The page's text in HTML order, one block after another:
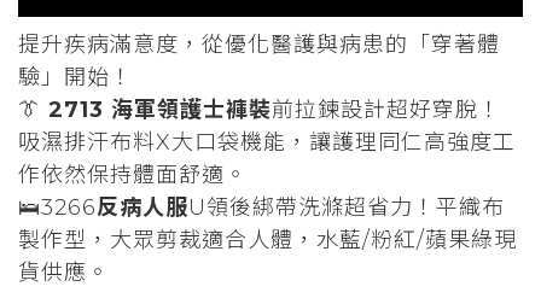
提升疾病滿意度，從優化醫護與病患的「穿著體
驗」開始！
👔 2713 海軍領護士褲裝前拉鍊設計超好穿脫！
吸濕排汗布料X大口袋機能，讓護理同仁高強度工
作依然保持體面舒適。
🛌3266反病人服U領後綁帶洗滌超省力！平織布
製作型，大眾剪裁適合人體，水藍/粉紅/蘋果綠現
貨供應。